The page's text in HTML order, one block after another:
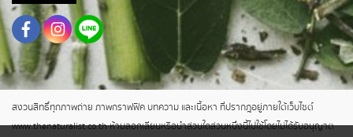
สงวนสิทธิ์ทุกภาพถ่าย ภาพกราฟฟิค บทความ และเนื้อหา ที่ปรากฎอยู่ภายใต้เว็บไซต์
www.thenaturalist.co.th ห้ามลอกเลียนหรือนำส่วนใดส่วนหนึ่งนี้ไปใช้โดยไม่ได้รับอนุญาต